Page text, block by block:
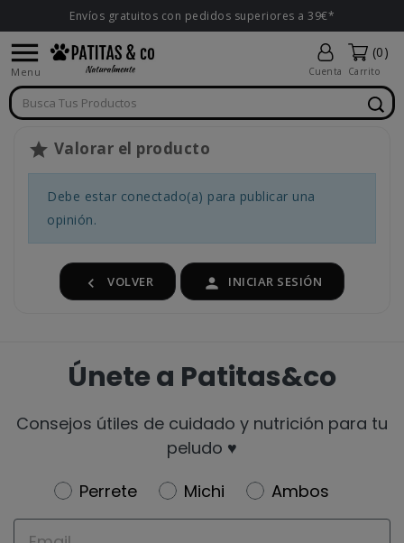
Envíos gratuitos con pedidos superiores a 39€*

Menu Cuenta
(0)
Carrito
 Valorar el producto
Debe estar conectado(a) para publicar una
opinión.
 VOLVER  INICIAR SESIÓN
Únete a Patitas&co
Consejos útiles de cuidado y nutrición para tu
peludo ♥️
Newsletter
Perrete Michi
Ambos
Email